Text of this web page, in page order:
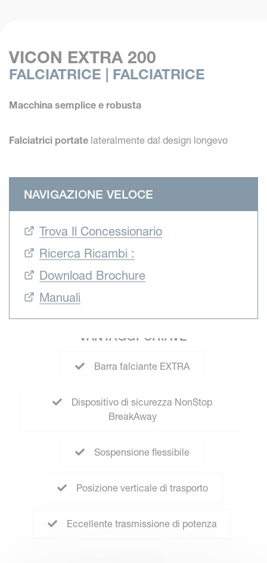
VICON EXTRA 200
FALCIATRICE | FALCIATRICE
Macchina semplice e robusta
Falciatrici portate lateralmente dal design longevo
NAVIGAZIONE VELOCE
Trova Il Concessionario
Ricerca Ricambi :
Download Brochure
Manuali
VANTAGGI CHIAVE
Barra falciante EXTRA
Dispositivo di sicurezza NonStop
BreakAway
Sospensione flessibile
Posizione verticale di trasporto
Eccellente trasmissione di potenza